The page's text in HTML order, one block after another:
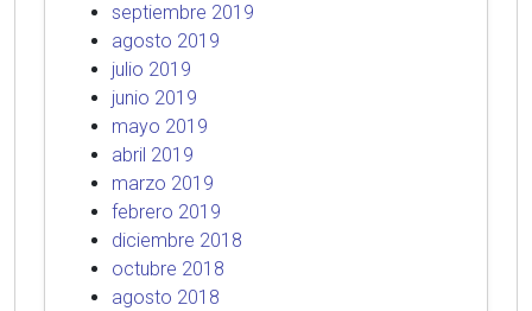
septiembre 2019
agosto 2019
julio 2019
junio 2019
mayo 2019
abril 2019
marzo 2019
febrero 2019
diciembre 2018
octubre 2018
agosto 2018